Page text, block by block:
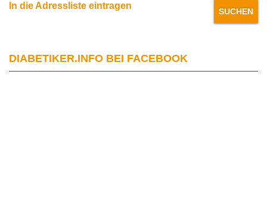
In die Adressliste eintragen
DIABETIKER.INFO BEI FACEBOOK